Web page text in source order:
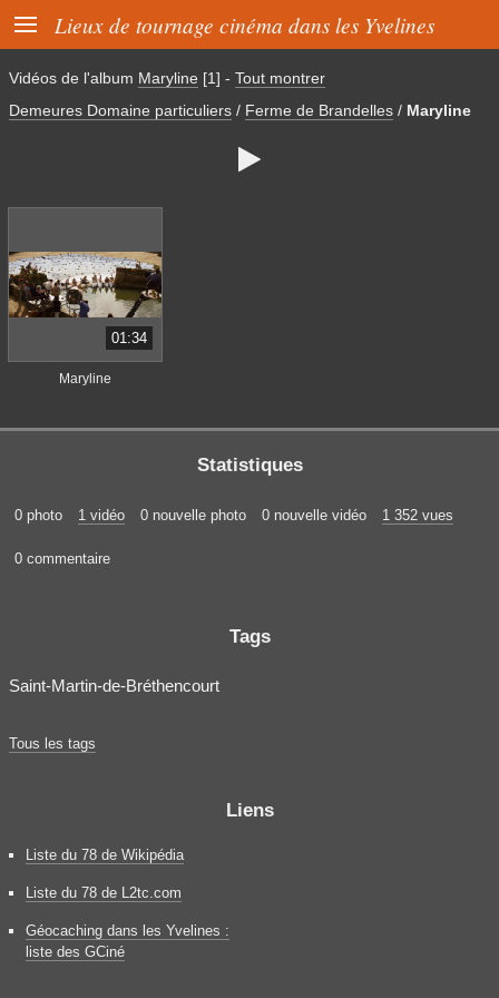
 Lieux de tournage cinéma dans les Yvelines
Vidéos de l'album Maryline [1] - Tout montrer
Demeures Domaine particuliers / Ferme de Brandelles / Maryline

01:34
Maryline
Statistiques
0 photo 1 vidéo 0 nouvelle photo 0 nouvelle vidéo 1 352 vues
0 commentaire
Tags
Saint-Martin-de-Bréthencourt
Tous les tags
Liens
Liste du 78 de Wikipédia
Liste du 78 de L2tc.com
Géocaching dans les Yvelines :
liste des GCiné